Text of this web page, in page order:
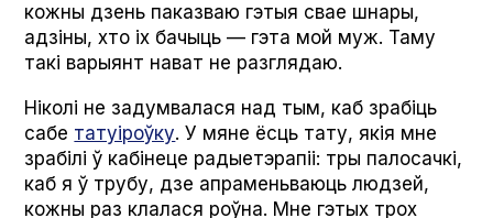
кожны дзень паказваю гэтыя свае шнары,
адзіны, хто іх бачыць — гэта мой муж. Таму
такі варыянт нават не разглядаю.
Ніколі не задумвалася над тым, каб зрабіць
сабе татуіроўку. У мяне ёсць тату, якія мне
зрабілі ў кабінеце радыетэрапіі: тры палосачкі,
каб я ў трубу, дзе апраменьваюць людзей,
кожны раз клалася роўна. Мне гэтых трох